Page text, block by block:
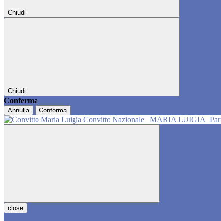
Chiudi
Chiudi
Conferma
Annulla Conferma
Convitto Nazionale MARIA LUIGIA
close